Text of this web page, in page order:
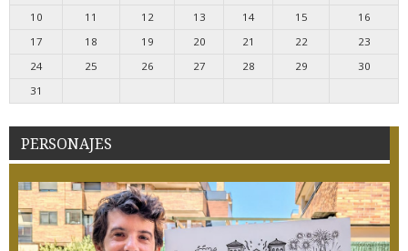
10
11 12 13 14 15
16
17
18 19 20 21 22
23
24
25 26 27 28 29
30
31
PERSONAJES